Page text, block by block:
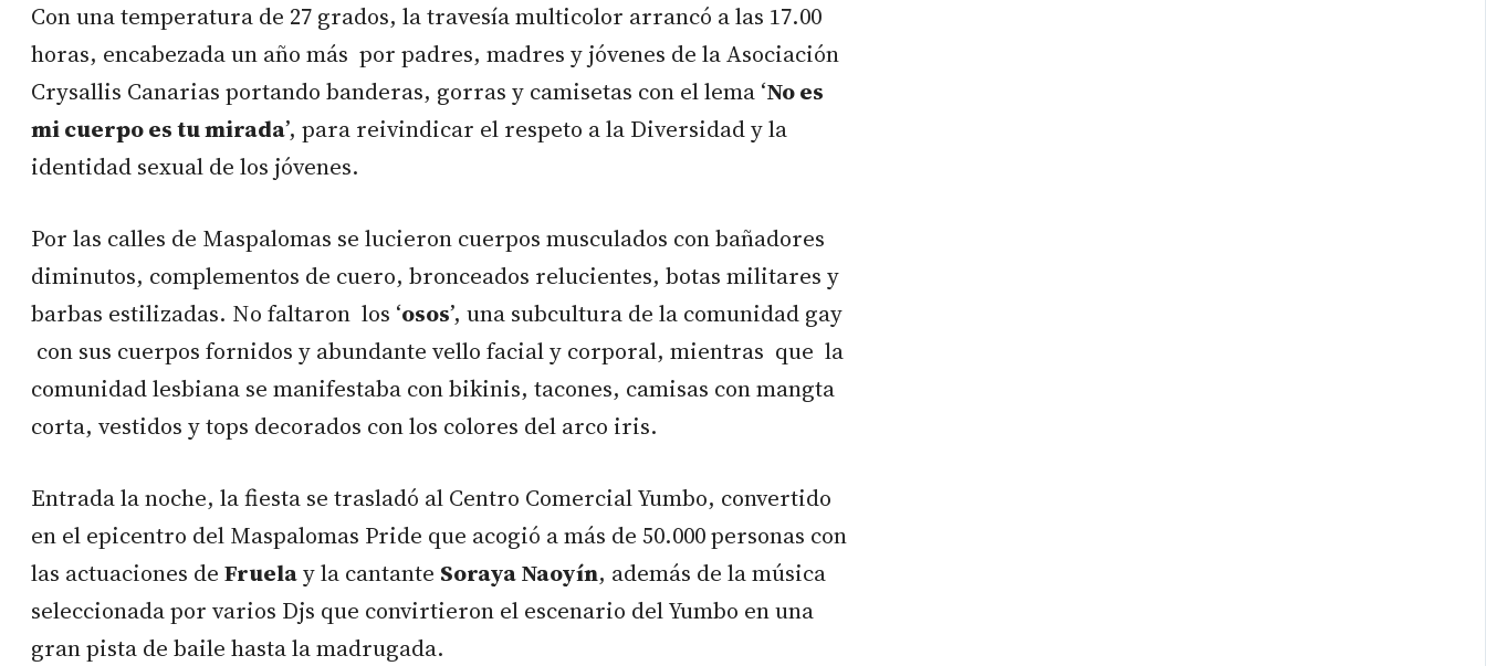
Con una temperatura de 27 grados, la travesía multicolor arrancó a las 17.00
horas, encabezada un año más por padres, madres y jóvenes de la Asociación
Crysallis Canarias portando banderas, gorras y camisetas con el lema ‘No es
mi cuerpo es tu mirada’, para reivindicar el respeto a la Diversidad y la
identidad sexual de los jóvenes.
Por las calles de Maspalomas se lucieron cuerpos musculados con bañadores
diminutos, complementos de cuero, bronceados relucientes, botas militares y
barbas estilizadas. No faltaron los ‘osos’, una subcultura de la comunidad gay
con sus cuerpos fornidos y abundante vello facial y corporal, mientras que la
comunidad lesbiana se manifestaba con bikinis, tacones, camisas con mangta
corta, vestidos y tops decorados con los colores del arco iris.
Entrada la noche, la fiesta se trasladó al Centro Comercial Yumbo, convertido
en el epicentro del Maspalomas Pride que acogió a más de 50.000 personas con
las actuaciones de Fruelay la cantante Soraya Naoyín, además de la música
seleccionada por varios Djs que convirtieron el escenario del Yumbo en una
gran pista de baile hasta la madrugada.